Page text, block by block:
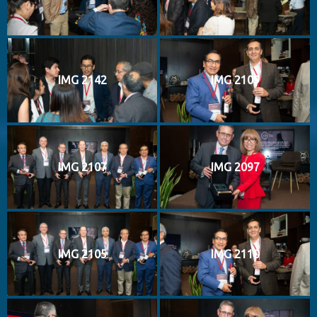
IMG 2142 IMG 2109
IMG 2107 IMG 2097
IMG 2105 IMG 2110